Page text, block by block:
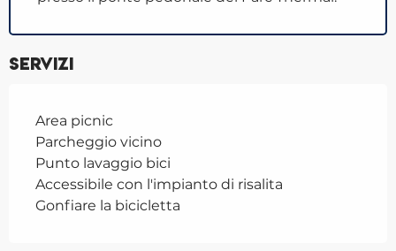
Servizi
Area picnic
Parcheggio vicino
Punto lavaggio bici
Accessibile con l'impianto di risalita
Gonfiare la bicicletta